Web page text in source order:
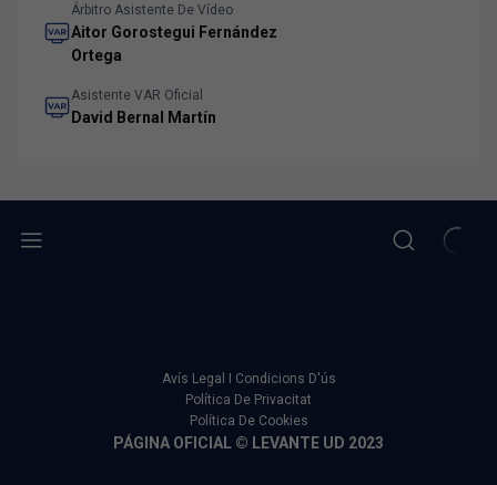
Árbitro Asistente De Vídeo
Aitor Gorostegui Fernández
Ortega
Asistente VAR Oficial
David Bernal Martín
Avís Legal I Condicions D'ús
Política De Privacitat
Política De Cookies
PÁGINA OFICIAL © LEVANTE UD 2023